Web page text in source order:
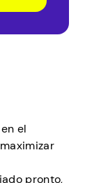
el
pronto,